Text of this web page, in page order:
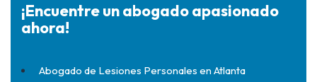
¡Encuentre un abogado apasionado
ahora!
Abogado de Lesiones Personales en Atlanta